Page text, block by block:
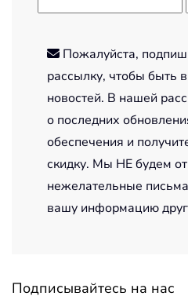
Пожалуйста,
рассылку, чтобы быть
новостей. В нашей
о последних
обеспечения и
скидку. Мы НЕ будем
нежелательные
вашу информацию
Подписывайтесь на нас